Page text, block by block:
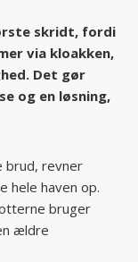
skridt, fordi
via kloakken,
Det gør
og en løsning,
brud, revner
hele haven op.
bruger
ældre